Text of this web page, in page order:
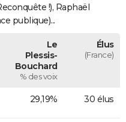
!), Raphaël
publique)...
Le
Plessis-
Bouchard
% des voix
Élus
(France)
29,19% 30 élus